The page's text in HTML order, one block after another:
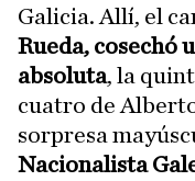
Galicia. Allí, el
Rueda, cosechó
absoluta, la
cuatro de
sorpresa
Nacionalista